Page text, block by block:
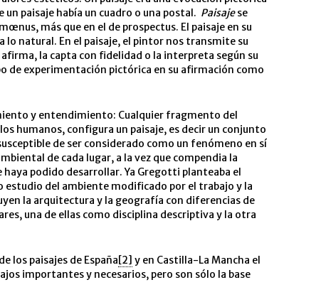
paisaje había un cuadro o una postal. Paisajese
más que en el de prospectus. El paisaje en su
lo natural. En el paisaje, el pintor nos transmite su
la capta con fidelidad o la interpreta según su
de experimentación pictórica en su afirmación como
y entendimiento: Cualquier fragmento del
humanos, configura un paisaje, es decir un conjunto
de ser considerado como un fenómeno en sí
de cada lugar, a la vez que compendia la
podido desarrollar. Ya Gregotti planteaba el
del ambiente modificado por el trabajo y la
la arquitectura y la geografía con diferencias de
una de ellas como disciplina descriptiva y la otra
los paisajes de España[2] y en Castilla-La Mancha el
importantes y necesarios, pero son sólo la base